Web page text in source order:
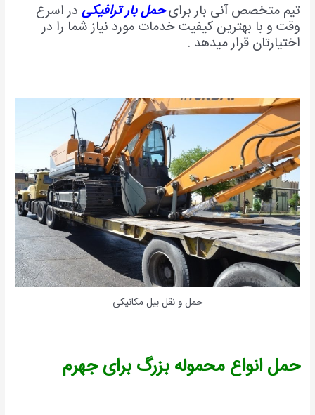
تیم متخصص آنی بار برایحمل بار ترافیکی در اسرع
وقت و با بهترین کیفیت خدمات مورد نیاز شما را در
اختیارتان قرار میدهد .
حمل و نقل بیل مکانیکی
حمل انواع محموله بزرگ برای جهرم